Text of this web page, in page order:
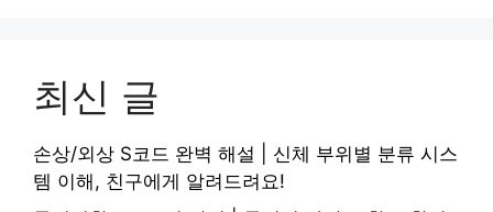
최신 글
손상/외상 S코드 완벽 해설 | 신체 부위별 분류 시스
템 이해, 친구에게 알려드려요!